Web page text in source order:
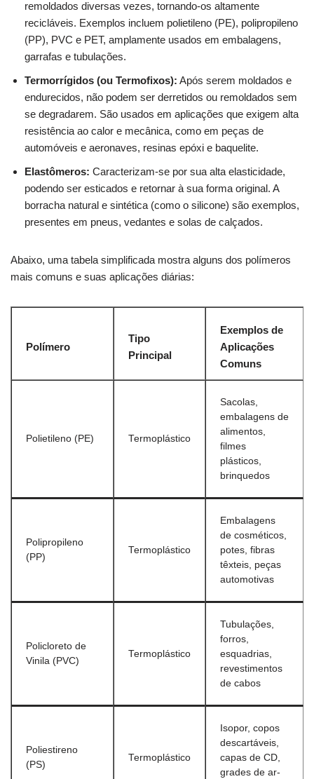
remoldados diversas vezes, tornando-os altamente
recicláveis. Exemplos incluem polietileno (PE), polipropileno
(PP), PVC e PET, amplamente usados em embalagens,
garrafas e tubulações.
Termorrígidos (ou Termofixos): Após serem moldados e
endurecidos, não podem ser derretidos ou remoldados sem
se degradarem. São usados em aplicações que exigem alta
resistência ao calor e mecânica, como em peças de
automóveis e aeronaves, resinas epóxi e baquelite.
Elastômeros: Caracterizam-se por sua alta elasticidade,
podendo ser esticados e retornar à sua forma original. A
borracha natural e sintética (como o silicone) são exemplos,
presentes em pneus, vedantes e solas de calçados.
Abaixo, uma tabela simplificada mostra alguns dos polímeros
mais comuns e suas aplicações diárias:
Polímero
Tipo
Principal
Exemplos de
Aplicações
Comuns
Polietileno (PE) Termoplástico
Sacolas,
embalagens de
alimentos,
filmes
plásticos,
brinquedos
Polipropileno
(PP)
Termoplástico
Embalagens
de cosméticos,
potes, fibras
têxteis, peças
automotivas
Policloreto de
Vinila (PVC)
Termoplástico
Tubulações,
forros,
esquadrias,
revestimentos
de cabos
Poliestireno
(PS)
Termoplástico
Isopor, copos
descartáveis,
capas de CD,
grades de ar-